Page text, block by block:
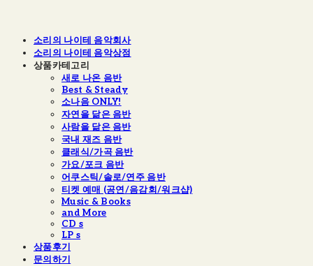
소리의 나이테 음악회사
소리의 나이테 음악상점
상품카테고리
새로 나온 음반
Best & Steady
소나음 ONLY!
자연을 닮은 음반
사람을 닮은 음반
국내 재즈 음반
클래식/가곡 음반
가요/포크 음반
어쿠스틱/솔로/연주 음반
티켓 예매 (공연/음감회/워크샵)
Music & Books
and More
CD s
LP s
상품후기
문의하기